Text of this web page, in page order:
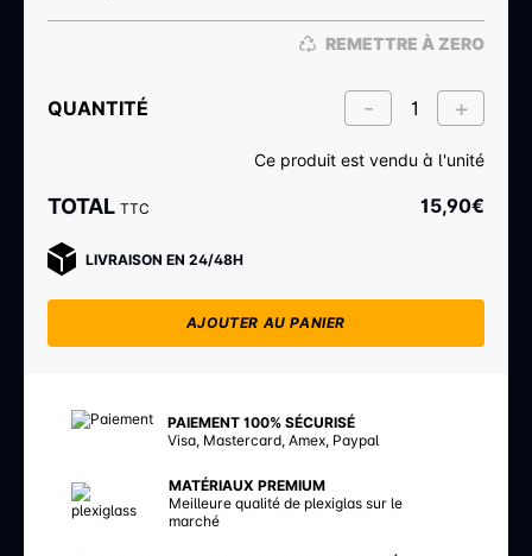
REMETTRE À ZERO
QUANTITÉ
Ce produit est vendu à l'unité
TOTAL TTC 15,90€
LIVRAISON EN 24/48H
AJOUTER AU PANIER
PAIEMENT 100% SÉCURISÉ
Visa, Mastercard, Amex, Paypal
MATÉRIAUX PREMIUM
Meilleure qualité de plexiglas sur le
marché